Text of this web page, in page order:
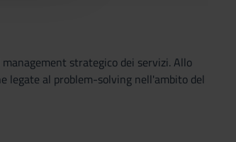
strategico dei servizi. Allo
legate al problem-solving nell'ambito del